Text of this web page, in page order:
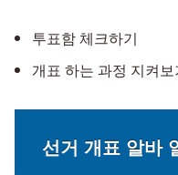
투표함 체크하기
개표 하는 과정 지켜보
선거 개표 알바